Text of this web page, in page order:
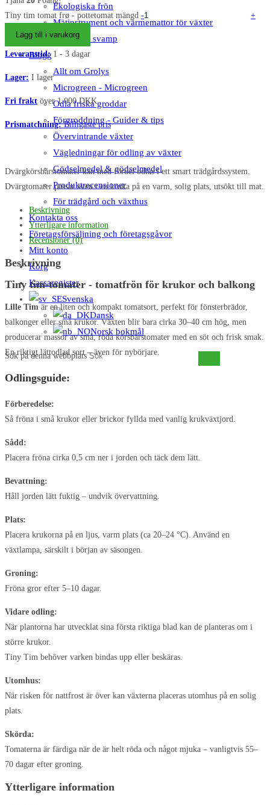
Ekologiska frön
Mätinstrument och värmemattor för växter
Odling av svamp
Blogg
Allt om Grolys
Microgreen - Microgreen
Odla friska groddar
Förgroddning - Guider & tips
Övervintrande växter
Vägledningar för odling av växter
Gödselmedel & gödselmedel
Produktrecensioner
För trädgård och växthus
Kontakta oss
Företagsförsäljning och företagsgåvor
Mitt konto
Korg
Kassaregister
Svenska
Dansk
Norsk bokmål
Sök på denna webbplats
Tiny tim tomat frø - pottetomat mängd - +
Lägg till i varukorg
Leveranstid:1 - 3 dagar
Lager: I lager
Fri frakt över 1.000 DKK
Prismatchning:Billigaste pris
Dvärgkörsbärstomater kan med fördel odlas i ett smart trädgårdssystem.
Dvärgtomater passar även i en kruka på en varm, solig plats, utsökt till mat.
Beskrivning
Ytterligare information
Recensioner (0)
Beskrivning
Tiny tim-tomater - tomatfrön för krukor och balkong
Lille Tim är en liten och kompakt tomatsort, perfekt för fönsterbrädor,
balkonger eller små krukor. Växten blir bara cirka 30–40 cm hög, men
producerar massor av små, röda körsbärstomater med en söt och frisk smak.
En riktigt lättodlad sort – även för nybörjare.
Odlingsguide:
Förberedelse:
Så fröna i små krukor eller brickor fyllda med vanlig krukväxtjord.
Sådd:
Placera fröna cirka 0,5 cm ner i jorden och täck dem lätt.
Bevattning:
Håll jorden lätt fuktig – undvik övervattning.
Plats:
Placera krukorna på en ljus, varm plats (ca 20–24 °C). Använd en
växtlampa, särskilt i början av säsongen.
Groning:
Fröna gror efter 5–10 dagar.
Vidare odling:
När plantorna har utvecklat sina första riktiga blad kan de planteras om i
större krukor.
Tiny Tim behöver varken bindas upp eller beskäras.
Utomhus:
När risken för nattfrost är över kan växterna placeras utomhus på en solig
plats.
Skörda:
Tomaterna är färdiga när de är helt röda och något mjuka – vanligtvis 55–
70 dagar efter groning.
Ytterligare information